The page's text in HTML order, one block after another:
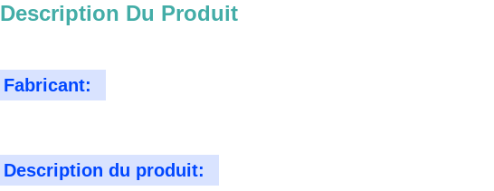
Description Du Produit
Fabricant:
Description du produit: